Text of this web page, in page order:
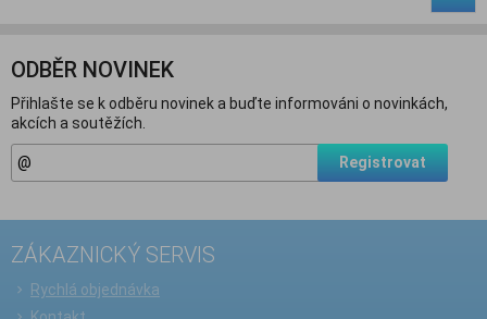
ODBĚR NOVINEK
Přihlašte se k odběru novinek a buďte informováni o novinkách,
akcích a soutěžích.
Registrovat
ZÁKAZNICKÝ SERVIS
Rychlá objednávka